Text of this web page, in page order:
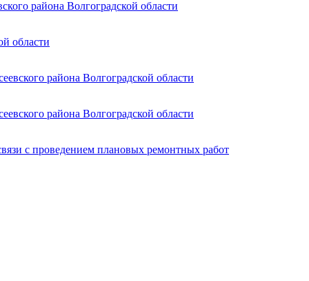
района Волгоградской области
области
района Волгоградской области
района Волгоградской области
с проведением плановых ремонтных работ